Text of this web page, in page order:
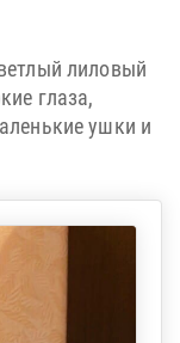
лиловый
глаза,
ушки и